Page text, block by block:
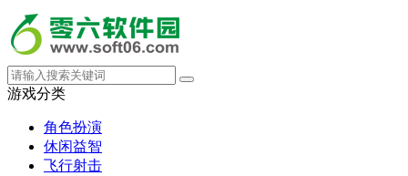
游戏分类
角色扮演
休闲益智
飞行射击